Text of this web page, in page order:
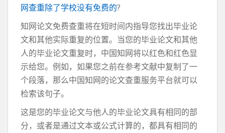
网查重除了学校没有免费的?
知网论文免费查重将在短时间内指导您找出毕业论
文和其他实际重复的位置。当您的毕业论文和其他
人的毕业论文重复时，中国知网将以红色和红色显
示给您。例如，如果您之前在参考文献中复制了一
个段落，那么中国知网的论文查重服务平台就可以
检索该句子。
这是您的毕业论文与他人的毕业论文具有相同的部
分，或者是通过文本或公式计算的，都具有相同的